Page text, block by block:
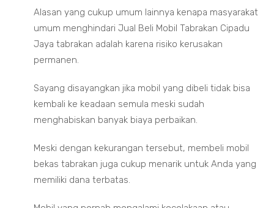
Alasan yang cukup umum lainnya kenapa masyarakat
umum menghindari Jual Beli Mobil Tabrakan Cipadu
Jaya tabrakan adalah karena risiko kerusakan
permanen.
Sayang disayangkan jika mobil yang dibeli tidak bisa
kembali ke keadaan semula meski sudah
menghabiskan banyak biaya perbaikan.
Meski dengan kekurangan tersebut, membeli mobil
bekas tabrakan juga cukup menarik untuk Anda yang
memiliki dana terbatas.